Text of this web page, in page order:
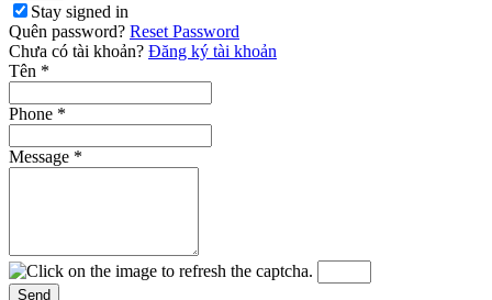
Stay signed in
Quên password? Reset Password
Chưa có tài khoản? Đăng ký tài khoản
Tên *
Phone *
Message *